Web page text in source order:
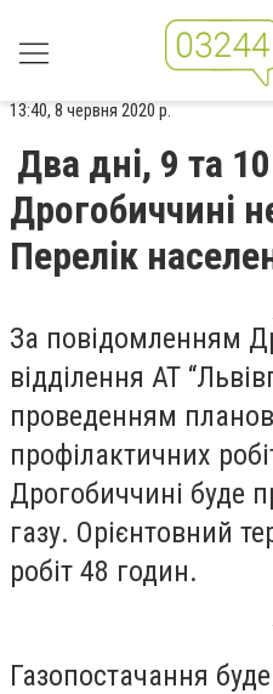
13:40, 8 червня 2020 р.
Два дні, 9 та
Дрогобиччині
Перелік
За повідомленням
відділення АТ
проведенням
профілактичних
Дрогобиччині буде
газу. Орієнтовний
робіт 48 годин.
Газопостачання